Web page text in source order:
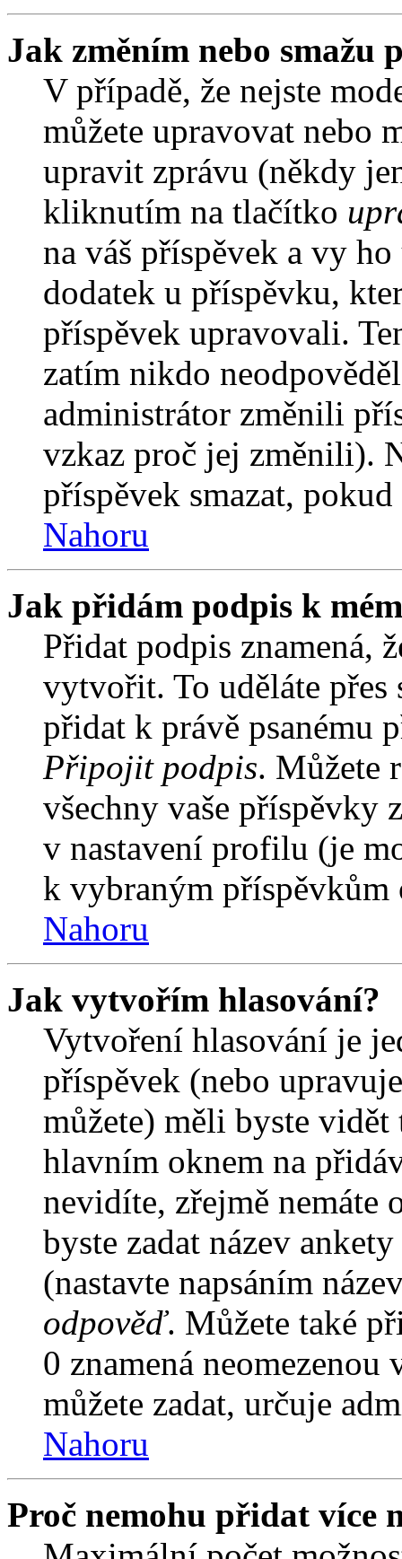
Jak změním nebo smažu
V případě, že nejste
můžete upravovat nebo
upravit zprávu (někdy
kliknutím na tlačítko
na váš příspěvek a vy
dodatek u příspěvku,
příspěvek upravovali.
zatím nikdo
administrátor změnili
vzkaz proč jej změnili).
příspěvek smazat,
Nahoru
Jak přidám podpis k
Přidat podpis znamená,
vytvořit. To uděláte
přidat k právě psanému
Připojit podpis. Můžete
všechny vaše příspěvky
v nastavení profilu (je
k vybraným příspěvkům
Nahoru
Jak vytvořím hlasování?
Vytvoření hlasování je
příspěvek (nebo
můžete) měli byste
hlavním oknem na
nevidíte, zřejmě
byste zadat název
(nastavte napsáním
odpověď. Můžete také
0 znamená
můžete zadat, určuje
Nahoru
Proč nemohu přidat více